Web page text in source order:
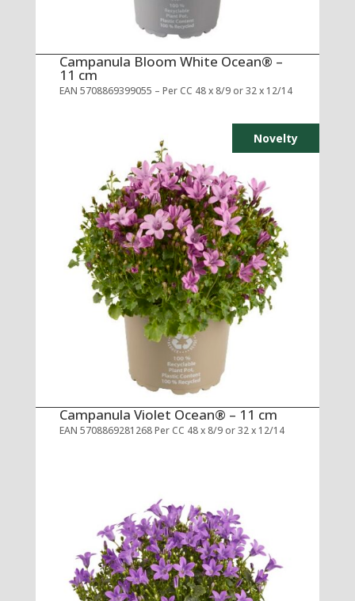
Campanula Bloom White Ocean® –
11 cm
EAN 5708869399055 – Per CC 48 x 8/9 or 32 x 12/14
Campanula Violet Ocean® – 11 cm
EAN 5708869281268 Per CC 48 x 8/9 or 32 x 12/14
Novelty